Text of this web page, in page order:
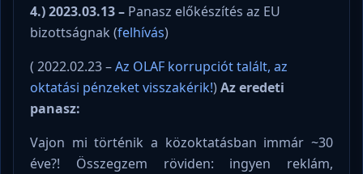
4.) 2023.03.13 – Panasz előkészítés az EU
bizottságnak (felhívás)
( 2022.02.23 –Az OLAF korrupciót talált, az
oktatási pénzeket visszakérik!)Az eredeti
panasz:
Vajon mi történik a közoktatásban immár ~30
éve?! Összegzem röviden: ingyen reklám,